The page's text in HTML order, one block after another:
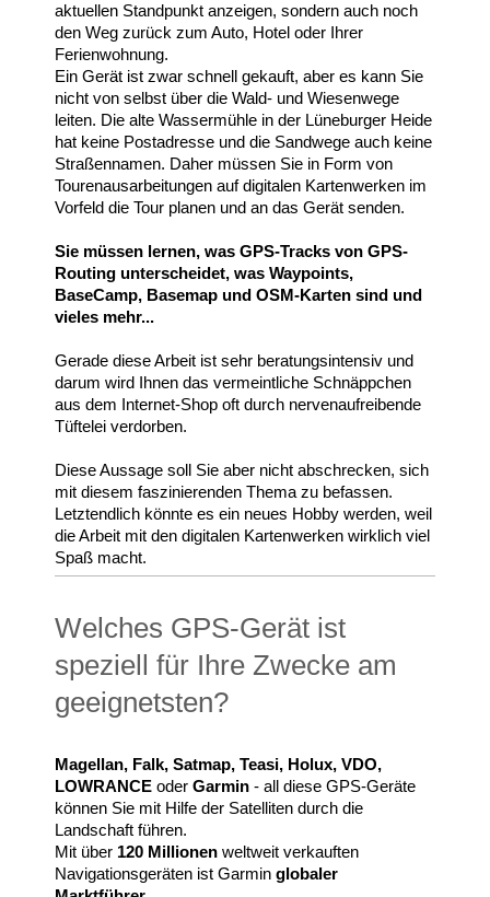
aktuellen Standpunkt anzeigen, sondern auch noch
den Weg zurück zum Auto, Hotel oder Ihrer
Ferienwohnung.
Ein Gerät ist zwar schnell gekauft, aber es kann Sie
nicht von selbst über die Wald- und Wiesenwege
leiten. Die alte Wassermühle in der Lüneburger Heide
hat keine Postadresse und die Sandwege auch keine
Straßennamen. Daher müssen Sie in Form von
Tourenausarbeitungen auf digitalen Kartenwerken im
Vorfeld die Tour planen und an das Gerät senden.
Sie müssen lernen, was GPS-Tracks von GPS-
Routing unterscheidet, was Waypoints,
BaseCamp, Basemap und OSM-Karten sind und
vieles mehr...
Gerade diese Arbeit ist sehr beratungsintensiv und
darum wird Ihnen das vermeintliche Schnäppchen
aus dem Internet-Shop oft durch nervenaufreibende
Tüftelei verdorben.
Diese Aussage soll Sie aber nicht abschrecken, sich
mit diesem faszinierenden Thema zu befassen.
Letztendlich könnte es ein neues Hobby werden, weil
die Arbeit mit den digitalen Kartenwerken wirklich viel
Spaß macht.
Welches GPS-Gerät ist
speziell für Ihre Zwecke am
geeignetsten?
Magellan, Falk, Satmap, Teasi, Holux, VDO,
LOWRANCE oder Garmin - all diese GPS-Geräte
können Sie mit Hilfe der Satelliten durch die
Landschaft führen.
Mit über 120 Millionen weltweit verkauften
Navigationsgeräten ist Garmin globaler